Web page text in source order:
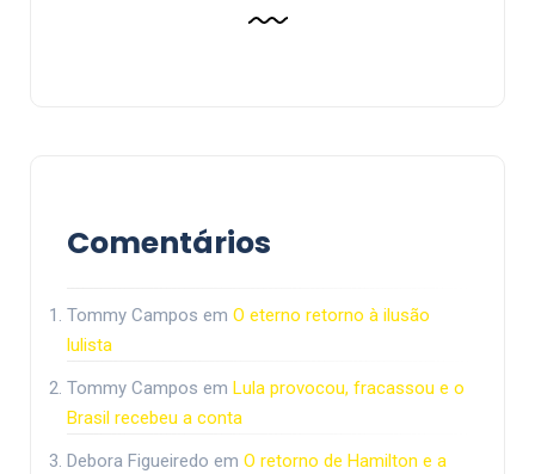
Comentários
Tommy Campos em O eterno retorno à ilusão
lulista
Tommy Campos em Lula provocou, fracassou e o
Brasil recebeu a conta
Debora Figueiredo em O retorno de Hamilton e a